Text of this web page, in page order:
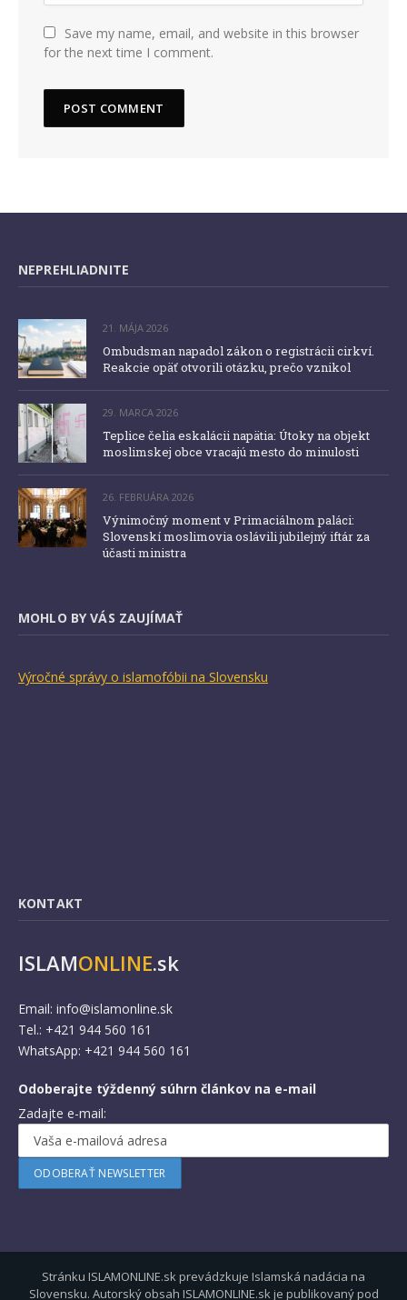
Save my name, email, and website in this browser
for the next time I comment.
NEPREHLIADNITE
21. MÁJA 2026
Ombudsman napadol zákon o registrácii cirkví.
Reakcie opäť otvorili otázku, prečo vznikol
29. MARCA 2026
Teplice čelia eskalácii napätia: Útoky na objekt
moslimskej obce vracajú mesto do minulosti
26. FEBRUÁRA 2026
Výnimočný moment v Primaciálnom paláci:
Slovenskí moslimovia oslávili jubilejný iftár za
účasti ministra
MOHLO BY VÁS ZAUJÍMAŤ
Výročné správy o islamofóbii na Slovensku
KONTAKT
ISLAMONLINE.sk
Email: info@islamonline.sk
Tel.: +421 944 560 161
WhatsApp: +421 944 560 161
Odoberajte týždenný súhrn článkov na e-mail
Zadajte e-mail:
Stránku ISLAMONLINE.sk prevádzkuje Islamská nadácia na
Slovensku. Autorský obsah ISLAMONLINE.sk je publikovaný pod